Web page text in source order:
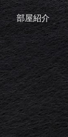
部屋紹介